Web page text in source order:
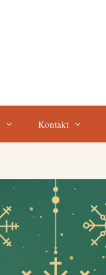
Kontakt